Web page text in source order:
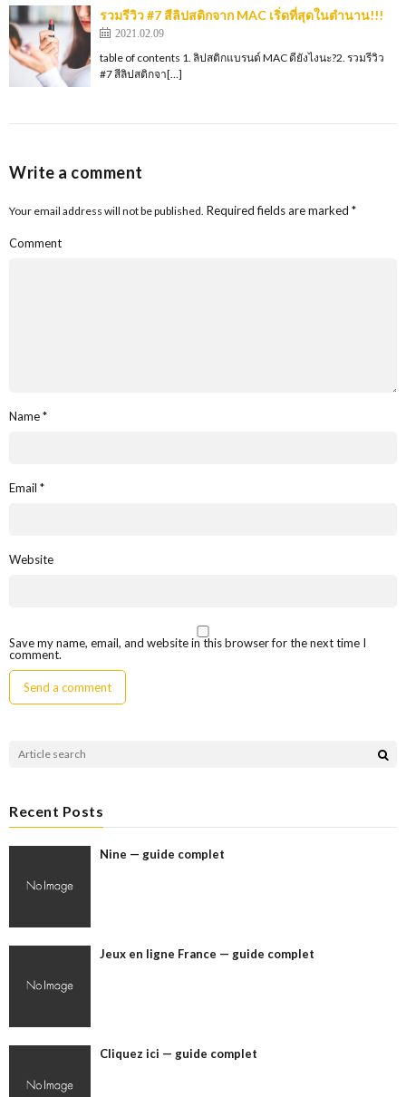
รวมรีวิว #7 สีลิปสติกจาก MAC เริ่ดที่สุดในตำนาน!!!
2021.02.09
table of contents 1. ลิปสติกแบรนด์ MAC ดียังไงนะ?2. รวมรีวิว
#7 สีลิปสติกจา[…]
Write a comment
Your email address will not be published. Required fields are marked *
Comment
Name*
Email *
Website
Save my name, email, and website in this browser for the next time I
comment.
Recent Posts
Nine — guide complet
Jeux en ligne France — guide complet
Cliquez ici — guide complet